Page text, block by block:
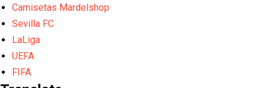
Camisetas Mardelshop
Sevilla FC
LaLiga
UEFA
FIFA